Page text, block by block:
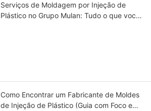
Serviços de Moldagem por Injeção de
Plástico no Grupo Mulan: Tudo o que você
Como Encontrar um Fabricante de Moldes
de Injeção de Plástico (Guia com Foco em